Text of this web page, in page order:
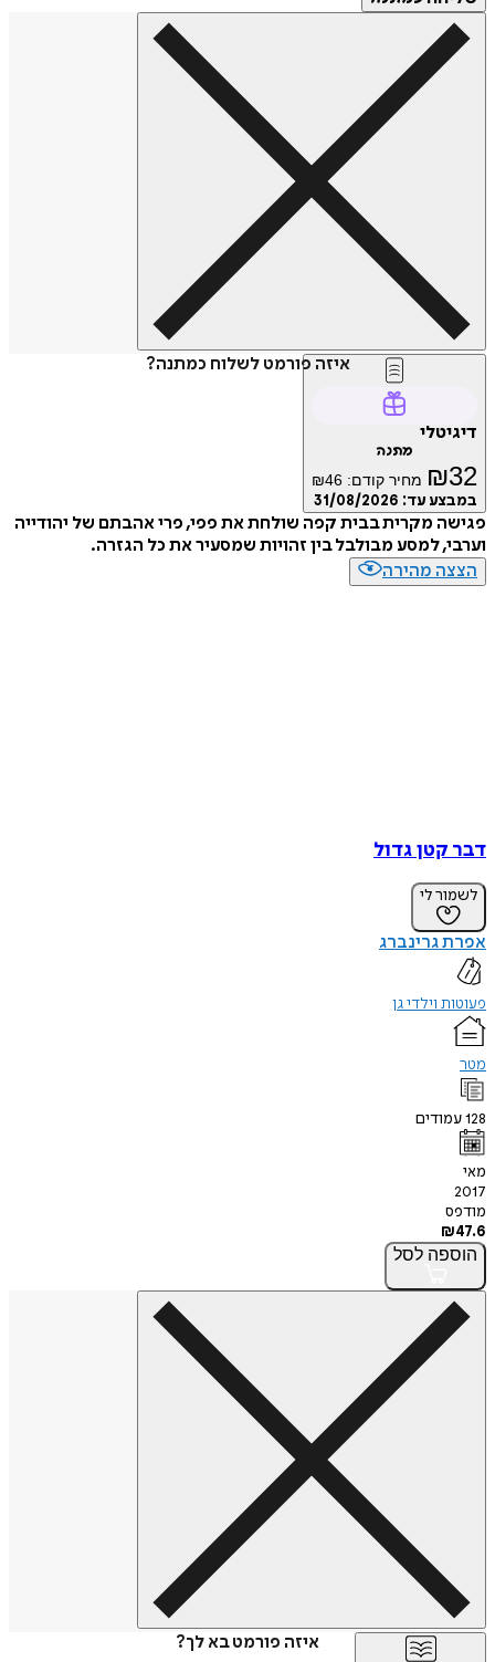
איזה פורמט לשלוח כמתנה?
דיגיטלי
מתנה
₪32 מחיר קודם: ₪46
במבצע עד: 31/08/2026
פגישה מקרית בבית קפה שולחת את פפי, פרי אהבתם של יהודייה
וערבי, למסע מבולבל בין זהויות שמסעיר את כל הגזרה.
הצצה מהירה
דבר קטן גדול
לשמור לי
אפרת גרינברג
פעוטות וילדי גן
מטר
128עמודים
מאי
2017
מודפס
₪47.6
הוספה לסל
איזה פורמט בא לך?